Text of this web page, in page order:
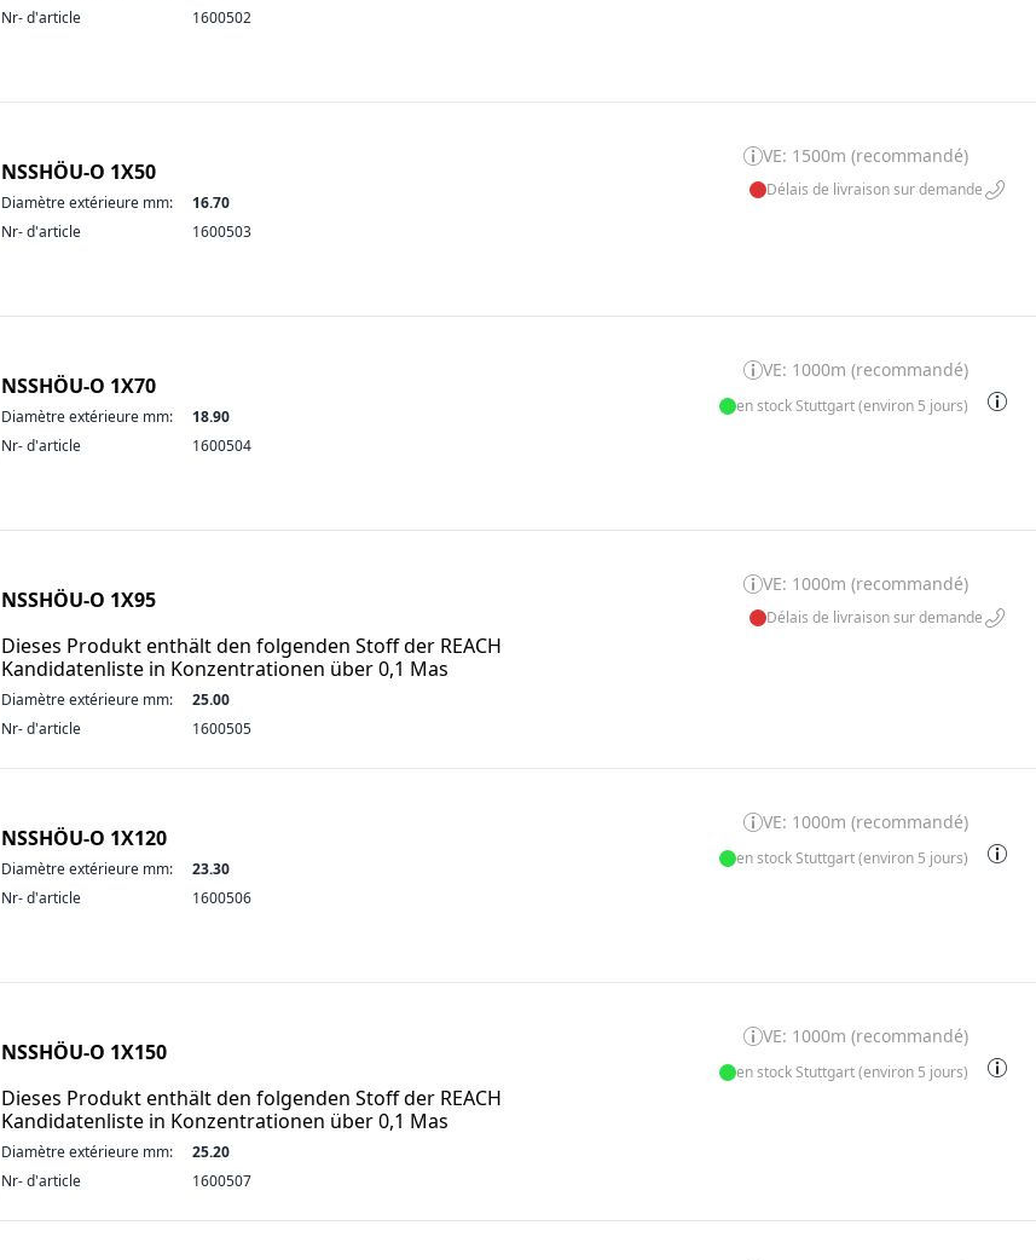
Nr- d'article
1600502
NSSHÖU-O 1X50
Diamètre extérieure mm:
16.70
Nr- d'article
1600503
VE: 1500m (recommandé)
Délais de livraison sur demande
NSSHÖU-O 1X70
Diamètre extérieure mm:
18.90
Nr- d'article
1600504
VE: 1000m (recommandé)
en stock Stuttgart (environ 5 jours)
NSSHÖU-O 1X95
Dieses Produkt enthält den folgenden Stoff der REACH
Kandidatenliste in Konzentrationen über 0,1 Mas
Diamètre extérieure mm:
25.00
Nr- d'article
1600505
VE: 1000m (recommandé)
Délais de livraison sur demande
NSSHÖU-O 1X120
Diamètre extérieure mm:
23.30
Nr- d'article
1600506
VE: 1000m (recommandé)
en stock Stuttgart (environ 5 jours)
NSSHÖU-O 1X150
Dieses Produkt enthält den folgenden Stoff der REACH
Kandidatenliste in Konzentrationen über 0,1 Mas
Diamètre extérieure mm:
25.20
Nr- d'article
1600507
VE: 1000m (recommandé)
en stock Stuttgart (environ 5 jours)